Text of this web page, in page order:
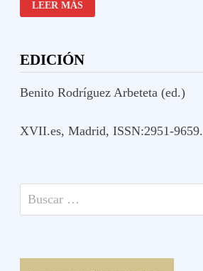
INQUISICIÓN
ESPAÑOLA
LEER MÁS
EDICIÓN
Benito Rodríguez Arbeteta (ed.)
XVII.es, Madrid, ISSN:2951-9659.
Buscar: